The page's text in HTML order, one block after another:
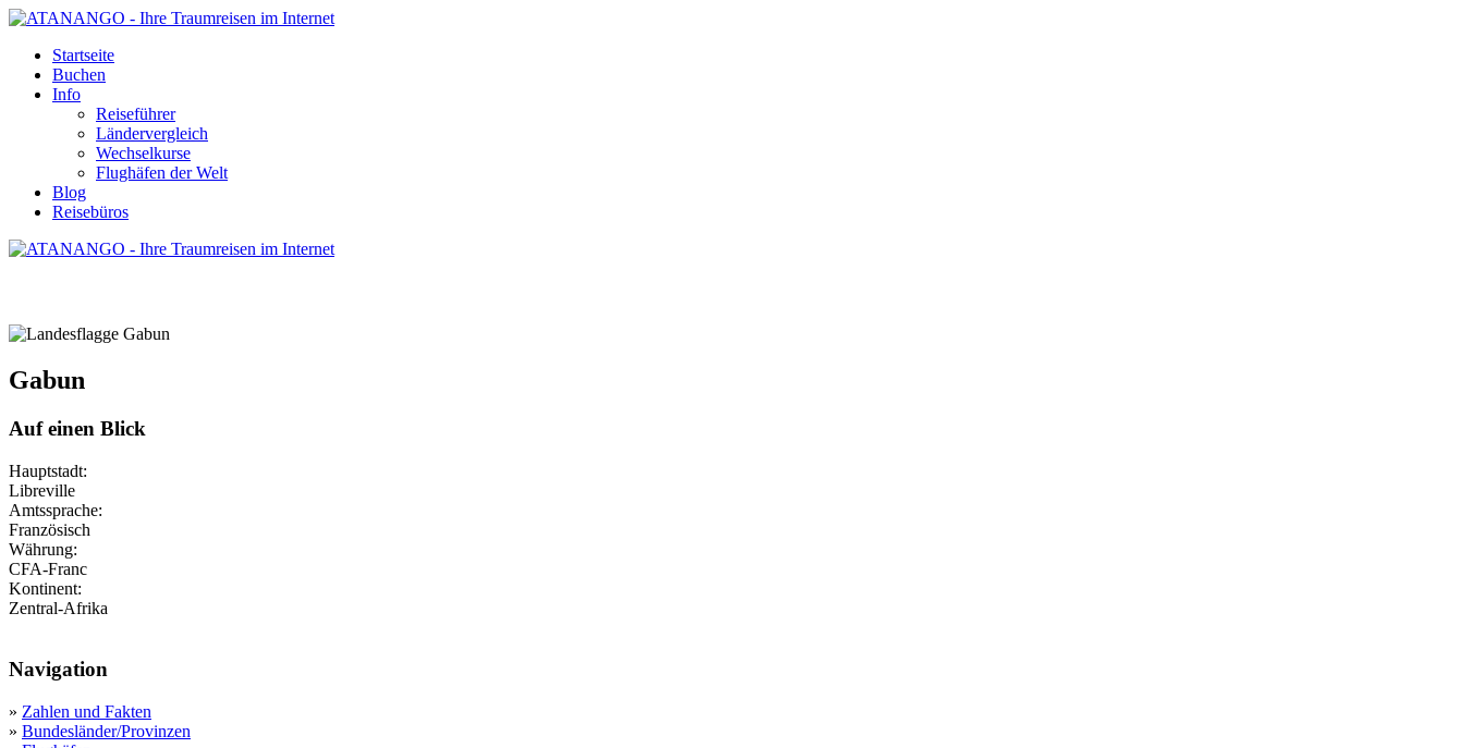
Startseite
Buchen
Info
Reiseführer
Ländervergleich
Wechselkurse
Flughäfen der Welt
Blog
Reisebüros
Gabun
Auf einen Blick
Hauptstadt:
Libreville
Amtssprache:
Französisch
Währung:
CFA-Franc
Kontinent:
Zentral-Afrika
Navigation
» Zahlen und Fakten
» Bundesländer/Provinzen